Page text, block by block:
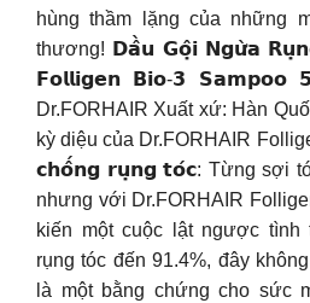
hùng thầm lặng của những
thương! 𝗗𝗮̂̀𝘂 𝗚𝗼̣̂𝗶 𝗡𝗴𝘂̛̀𝗮
𝗙𝗼𝗹𝗹𝗶𝗴𝗲𝗻 𝗕𝗶𝗼-𝟯 𝗦𝗮𝗺𝗽𝗼𝗼
Dr.FORHAIR Xuất xứ: Hàn
kỳ diệu của Dr.FORHAIR
𝗰𝗵𝗼̂́𝗻𝗴 𝗿𝘂̣𝗻𝗴 𝘁𝗼́𝗰: Từng sợi
nhưng với Dr.FORHAIR
kiến một cuộc lật ngược tình
rụng tóc đến 91.4%, đây
là một bằng chứng cho sức